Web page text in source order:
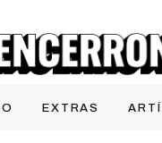
EXTRAS